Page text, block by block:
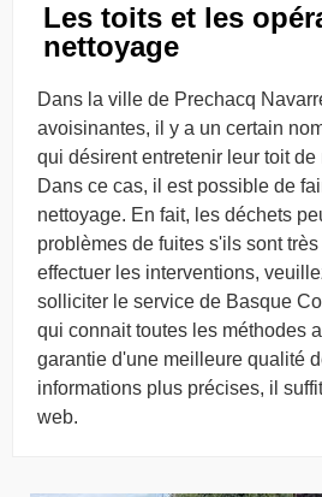
Les toits et les
nettoyage
Dans la ville de Prechacq
avoisinantes, il y a un certain
qui désirent entretenir leur toit
Dans ce cas, il est possible de
nettoyage. En fait, les déchets
problèmes de fuites s'ils sont
effectuer les interventions,
solliciter le service de Basque
qui connait toutes les méthodes
garantie d'une meilleure qualité
informations plus précises, il
web.